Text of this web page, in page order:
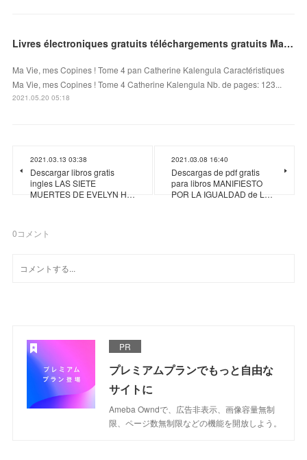
Livres électroniques gratuits téléchargements gratuits Ma Vie, mes Copines ! Tome 4 DJVU
Ma Vie, mes Copines ! Tome 4 pan Catherine Kalengula Caractéristiques
Ma Vie, mes Copines ! Tome 4 Catherine Kalengula Nb. de pages: 123...
2021.05.20 05:18
2021.03.13 03:38
Descargar libros gratis
ingles LAS SIETE
MUERTES DE EVELYN H…
2021.03.08 16:40
Descargas de pdf gratis
para libros MANIFIESTO
POR LA IGUALDAD de L…
0コメント
PR
プレミアムプランでもっと自由な
サイトに
Ameba Owndで、広告非表示、画像容量無制
限、ページ数無制限などの機能を開放しよう。